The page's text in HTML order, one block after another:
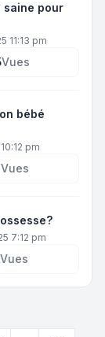
saine pour
11:13 pm
Vues
bébé
pm
Vues
7:12 pm
Vues